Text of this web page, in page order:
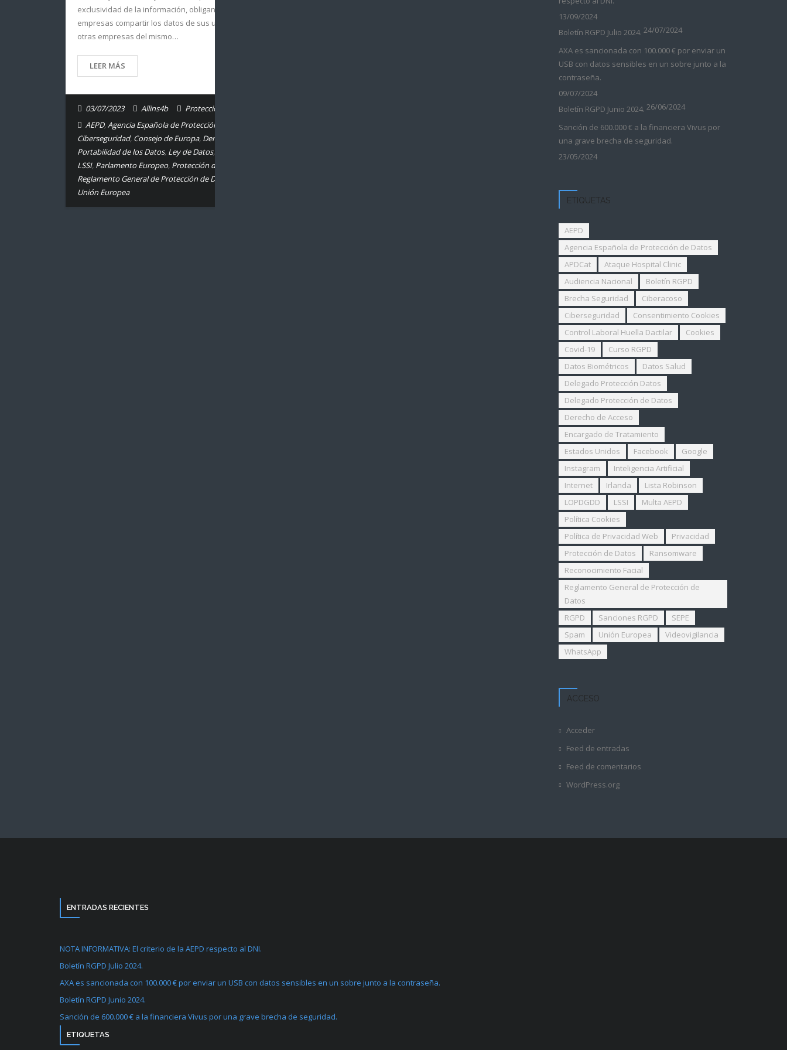
exclusividad de la información, obligando a las
empresas compartir los datos de sus usuarios con
otras empresas del mismo…
LEER MÁS
03/07/2023 Allins4b
Protección de Datos.
AEPD,Agencia Española de Protección de Datos
Ciberseguridad, Consejo de Europa, Derecho
Portabilidad de los Datos, Ley de Datos,
LSSI, Parlamento Europeo, Protección de Datos
Reglamento General de Protección de Datos
Unión Europea
13/09/2024
Boletín RGPD Julio 2024. 24/07/2024
AXA es sancionada con 100.000 € por enviar un
USB con datos sensibles en un sobre junto a la
contraseña.
09/07/2024
Boletín RGPD Junio 2024. 26/06/2024
Sanción de 600.000 € a la financiera Vivus por
una grave brecha de seguridad.
23/05/2024
ETIQUETAS
AEPD
Agencia Española de Protección de Datos
APDCat
Ataque Hospital Clinic
Audiencia Nacional
Boletín RGPD
Brecha Seguridad
Ciberacoso
Ciberseguridad
Consentimiento Cookies
Control Laboral Huella Dactilar
Cookies
Covid-19
Curso RGPD
Datos Biométricos
Datos Salud
Delegado Protección Datos
Delegado Protección de Datos
Derecho de Acceso
Encargado de Tratamiento
Estados Unidos
Facebook
Google
Instagram
Inteligencia Artificial
Internet
Irlanda
Lista Robinson
LOPDGDD
LSSI
Multa AEPD
Política Cookies
Política de Privacidad Web
Privacidad
Protección de Datos
Ransomware
Reconocimiento Facial
Reglamento General de Protección de
Datos
RGPD
Sanciones RGPD
SEPE
Spam
Unión Europea
Videovigilancia
WhatsApp
ACCESO
Acceder
Feed de entradas
Feed de comentarios
WordPress.org
ENTRADAS RECIENTES
NOTA INFORMATIVA: El criterio de la AEPD respecto al DNI.
Boletín RGPD Julio 2024.
AXA es sancionada con 100.000 € por enviar un USB con datos sensibles en un sobre junto a la contraseña.
Boletín RGPD Junio 2024.
Sanción de 600.000 € a la financiera Vivus por una grave brecha de seguridad.
ETIQUETAS